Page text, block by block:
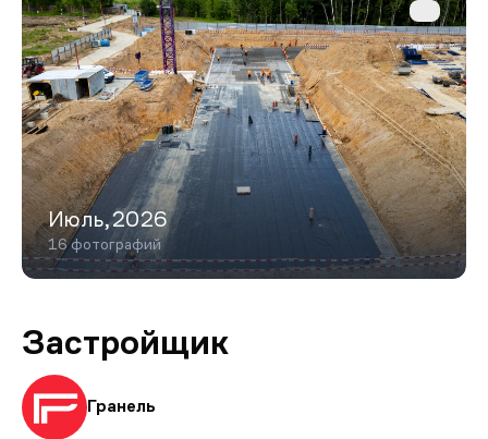
также велопарк «Виражи» с подготовленными трассами
и зимними лыжными маршрутами.
Транспортная доступность позволяет добраться: до
проспекта Багратиона и станции МЦД‑1 «Немчиновка»
за 10 минут на машине; до инновационного центра
«Сколково» и МЦД «Москва‑Сити» за 15 минут; до
станции метро «Молодёжная» за 14 минут; до центра
Москвы через деревню Трёхгорка и Рублёвский проезд
примерно за 8 минут.
Июль,2026
16 фотографий
Застройщик
Гранель